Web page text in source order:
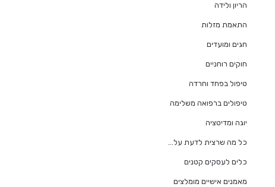
הריון ולידה
התאמת מזלות
חגים ומועדים
חוקים רוחניים
טיפול בפחד וחרדה
טיפולים ברפואה משלימה
יוגה ומדיטציה
כל מה שרצית לדעת על…
כלים לעסקים קטנים
מאמנים אישיים מומלצים